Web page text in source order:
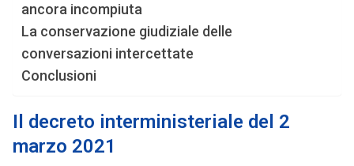
ancora incompiuta
La conservazione giudiziale delle
conversazioni intercettate
Conclusioni
Il decreto interministeriale del 2
marzo 2021